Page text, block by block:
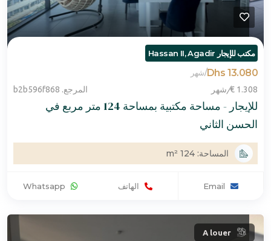
مكتب للإيجار Hassan II, Agadir
13.080 Dhs
/شهر
1.308 €
/شهر المرجع. b2b596f868
للإيجار - مساحة مكتبية بمساحة 124 متر مربع في
الحسن الثاني
المساحة: 124 m²
الهاتف
A louer